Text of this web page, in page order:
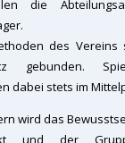
die
des Vereins
gebunden.
dabei stets im
wird das
und der